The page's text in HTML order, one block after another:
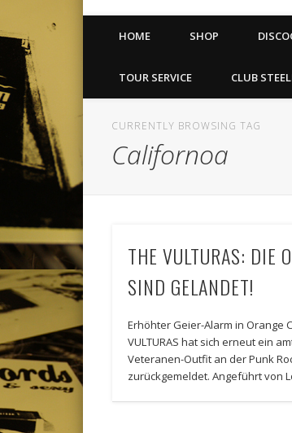
HOME SHOP
TOUR SERVICE CLUB
CURRENTLY BROWSING TAG
Californoa
THE VULTURAS: DIE
SIND GELANDET!
Erhöhter Geier-Alarm in Orange
VULTURAS hat sich erneut ein
Veteranen-Outfit an der Punk
zurückgemeldet. Angeführt von